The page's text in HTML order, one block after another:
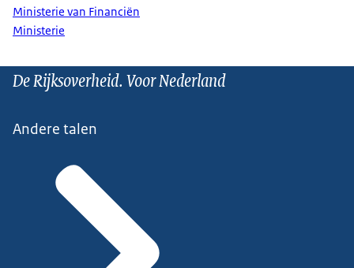
Ministerie van Financiën
Ministerie
De Rijksoverheid. Voor Nederland
Andere talen